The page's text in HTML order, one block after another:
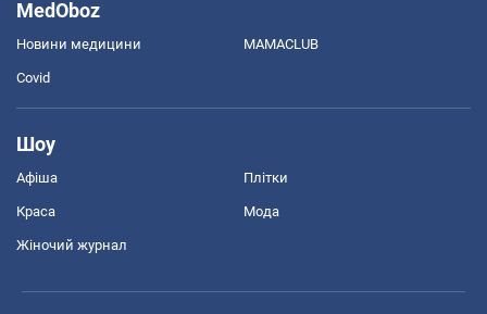
MedOboz
Новини медицини MAMACLUB
Covid
Шоу
Афіша Плітки
Краса Мода
Жіночий журнал